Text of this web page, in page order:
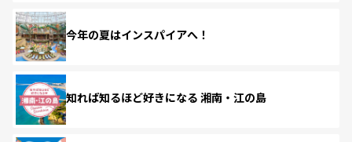
今年の夏はインスパイアへ！
知れば知るほど好きになる 湘南・江の島